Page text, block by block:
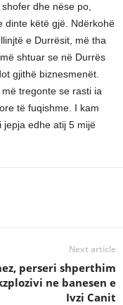
dhe nëse po,
dinte këtë gjë. Ndërkohë
e Durrësit, më tha
shtuar se në Durrës
gjithë biznesmenët.
tregonte se rasti ia
të fuqishme. I kam
edhe atij 5 mijë
Next article
perseri shperthim
ne banesen e
Ivzi Canit